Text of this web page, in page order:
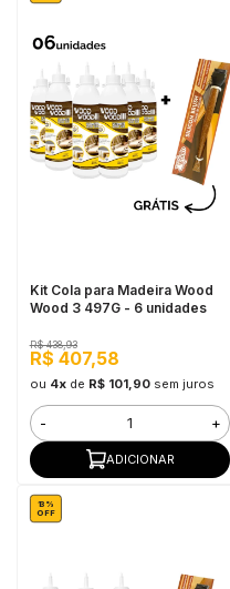
Kit Cola para Madeira Wood
Wood 3 497G - 6 unidades
R$ 438,93
R$ 407,58
ou 4xde R$ 101,90 sem juros
- +
ADICIONAR
13%
OFF